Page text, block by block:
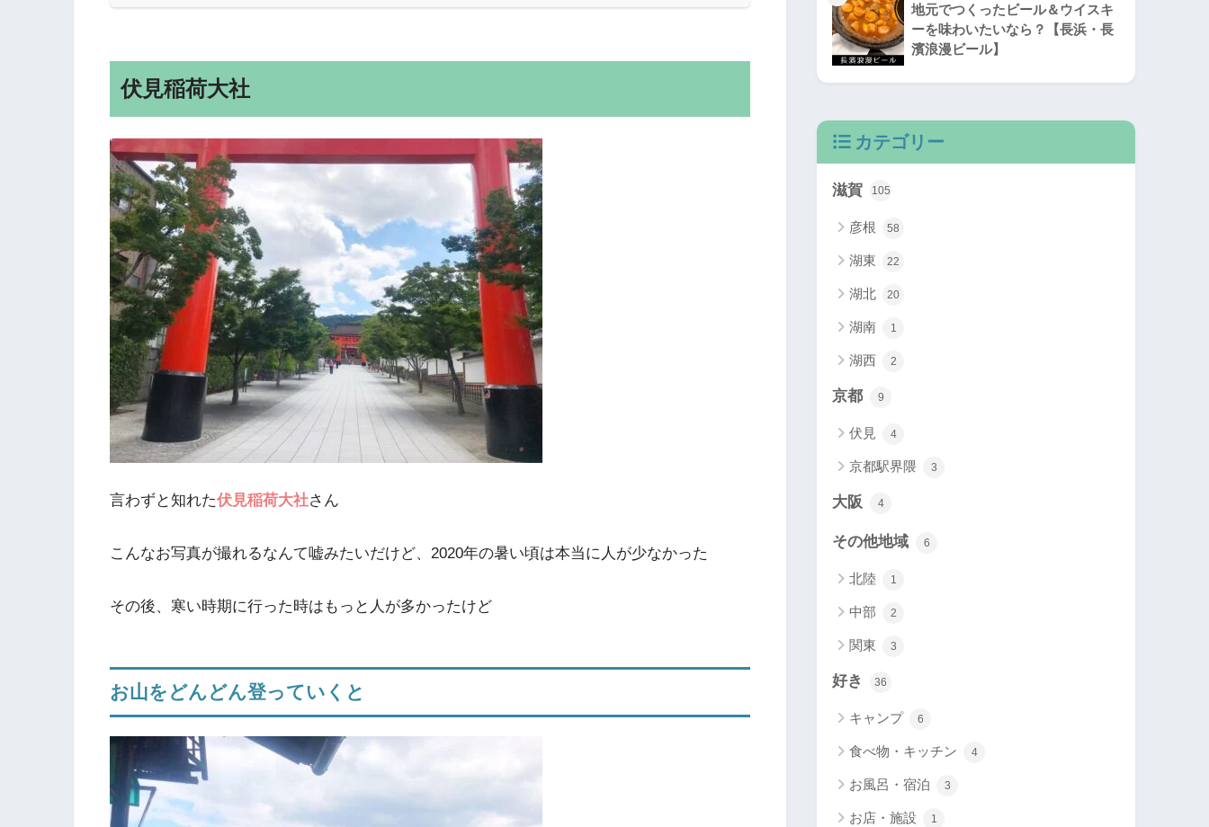
伏見稲荷大社
言わずと知れた伏見稲荷大社さん
こんなお写真が撮れるなんて嘘みたいだけど、2020年の暑い頃は本当に人が少なかった
その後、寒い時期に行った時はもっと人が多かったけど
お山をどんどん登っていくと
地元でつくったビール＆ウイスキ
ーを味わいたいなら？【長浜・長
濱浪漫ビール】
カテゴリー
滋賀 105
彦根 58
湖東 22
湖北 20
湖南 1
湖西 2
京都 9
伏見 4
京都駅界隈 3
大阪 4
その他地域 6
北陸 1
中部 2
関東 3
好き 36
キャンプ 6
食べ物・キッチン 4
お風呂・宿泊 3
お店・施設 1